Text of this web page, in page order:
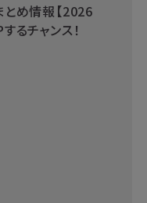
とめ情報【2026
るチャンス！